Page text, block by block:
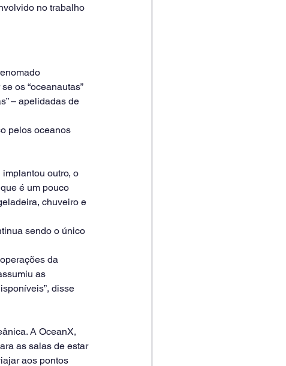
no trabalho
os “oceanautas”
– apelidadas de
pelos oceanos
outro, o
é um pouco
chuveiro e
sendo o único
da
as
disse
A OceanX,
as salas de estar
aos pontos